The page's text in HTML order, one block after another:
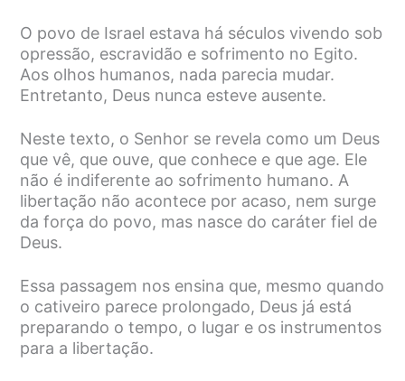
O povo de Israel estava há séculos vivendo sob
opressão, escravidão e sofrimento no Egito.
Aos olhos humanos, nada parecia mudar.
Entretanto, Deus nunca esteve ausente.
Neste texto, o Senhor se revela como um Deus
que vê, que ouve, que conhece e que age. Ele
não é indiferente ao sofrimento humano. A
libertação não acontece por acaso, nem surge
da força do povo, mas nasce do caráter fiel de
Deus.
Essa passagem nos ensina que, mesmo quando
o cativeiro parece prolongado, Deus já está
preparando o tempo, o lugar e os instrumentos
para a libertação.